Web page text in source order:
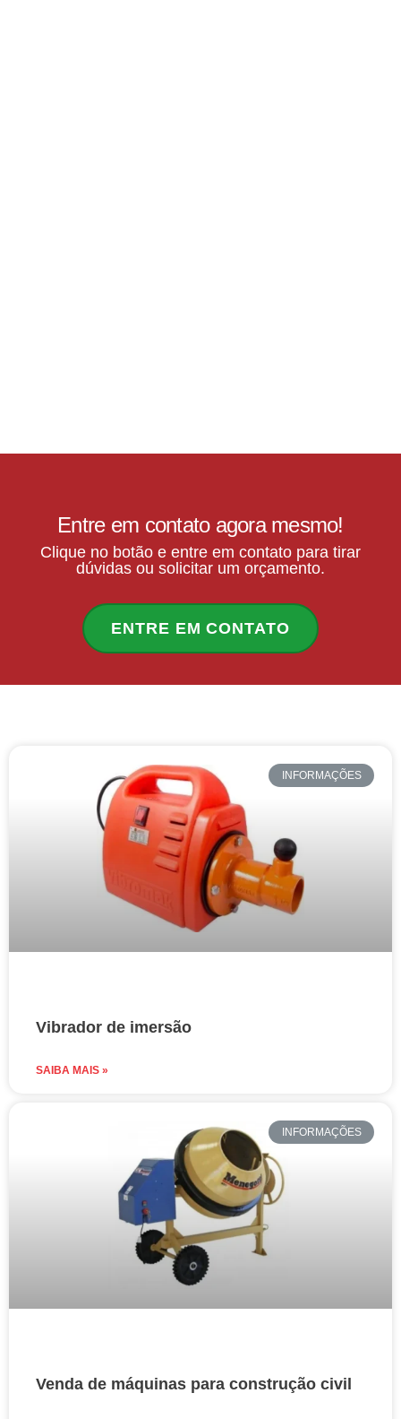
Entre em contato agora mesmo!
Clique no botão e entre em contato para tirar
dúvidas ou solicitar um orçamento.
ENTRE EM CONTATO
INFORMAÇÕES
Vibrador de imersão
SAIBA MAIS »
INFORMAÇÕES
Venda de máquinas para construção civil